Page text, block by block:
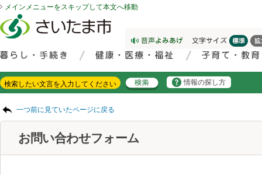
メインメニューをスキップして本文へ移動
情報の探し方
一つ前に見ていたページに戻る
お問い合わせフォーム